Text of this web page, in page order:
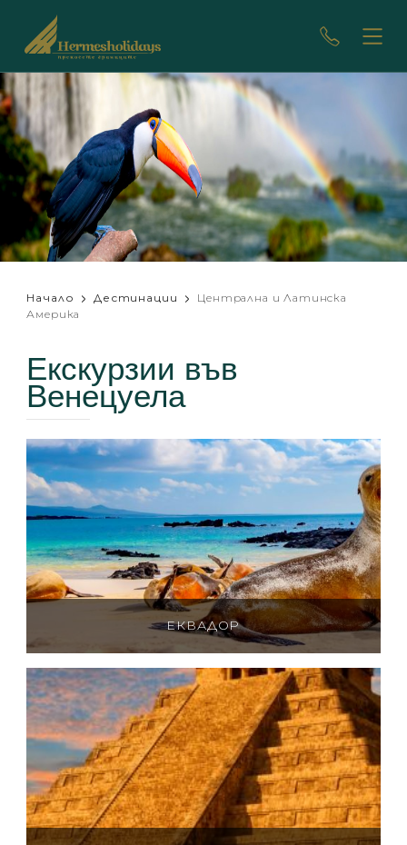
Начало Дестинации
Централна и Латинска
Америка
Екскурзии във
Венецуела
ЕКВАДОР